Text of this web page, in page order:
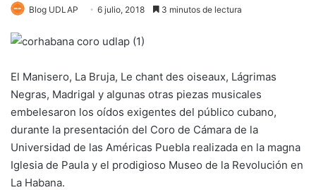
Blog UDLAP 6 julio, 2018 3 minutos de lectura
El Manisero, La Bruja, Le chant des oiseaux, Lágrimas
Negras, Madrigal y algunas otras piezas musicales
embelesaron los oídos exigentes del público cubano,
durante la presentación del Coro de Cámara de la
Universidad de las Américas Puebla realizada en la magna
Iglesia de Paula y el prodigioso Museo de la Revolución en
La Habana.